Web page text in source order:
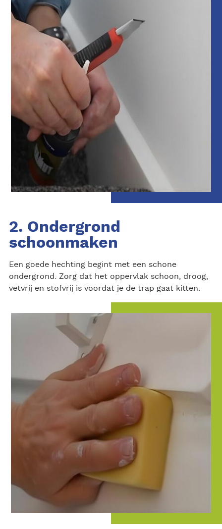
2. Ondergrond
schoonmaken
Een goede hechting begint met een schone
ondergrond. Zorg dat het oppervlak schoon, droog,
vetvrij en stofvrij is voordat je de trap gaat kitten.